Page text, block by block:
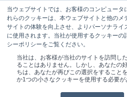
当ウェブサイトでは、お客様のコンピュータ
れらのクッキーは、本ウェブサイトと他の
サイトの体験を向上させ、よりパーソナラ
に使用されます。当社が使用するクッキー
シーポリシーをご覧ください。
当社は、お客様が当社のサイトを訪問し
ることはありません。しかし、あなたの
ちは、あなたが再びこの選択をすること
か1つの小さなクッキーを使用する必要が
現在位置: ホーム / クオリシール®メカニカ